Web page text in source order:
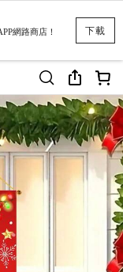
下載
網路商店！